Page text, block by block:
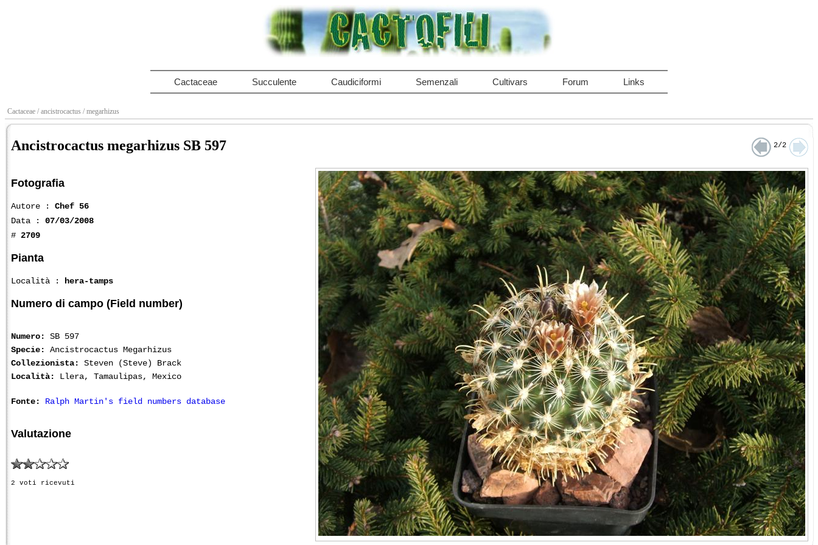
Cactaceae Succulente Caudiciformi Semenzali Cultivars Forum Links
Cactaceae / ancistrocactus / megarhizus
Ancistrocactus megarhizus SB 597 2/2
Fotografia
Autore : Chef 56
Data : 07/03/2008
# 2709
Pianta
Località : hera-tamps
Numero di campo (Field number)
Numero:
SB 597
Specie:
Ancistrocactus Megarhizus
Collezionista:
Steven (Steve) Brack
Località:
Llera, Tamaulipas, Mexico
Fonte: Ralph Martin's field numbers database
Valutazione
2 voti ricevuti